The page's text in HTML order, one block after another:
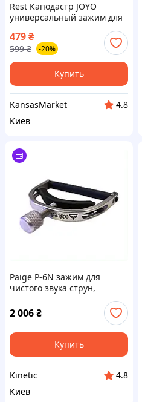
Rest Каподастр JOYO
универсальный зажим для
электро акустических гитар
с надежной фиксацией для
6 струн
479₴
599 ₴ -20%
Купить
KansasMarket
4.8
Киев
Paige P-6N зажим для
чистого звука струн,
2 006₴
Купить
Kinetic
4.8
Киев